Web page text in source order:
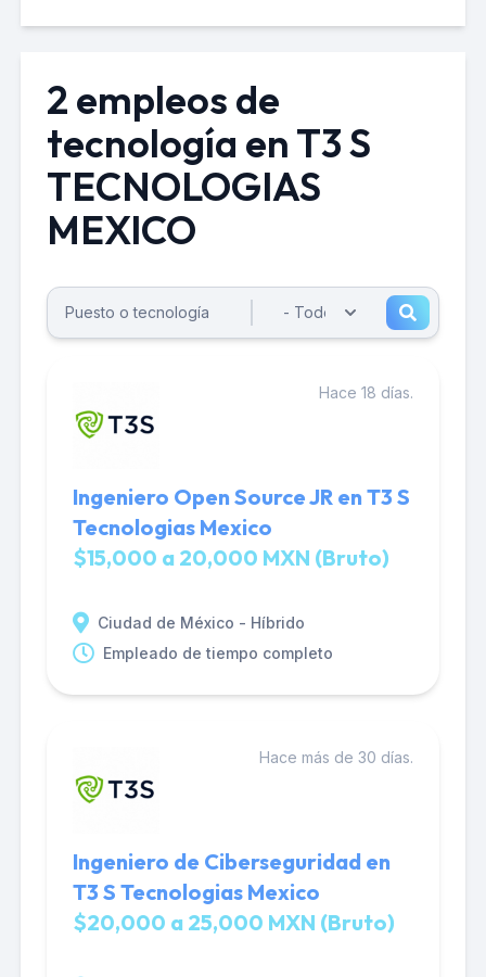
2 empleos de
tecnología en T3 S
TECNOLOGIAS
MEXICO
Hace 18 días.
Ingeniero Open Source JR en T3 S
Tecnologias Mexico
$15,000 a 20,000 MXN (Bruto)
Ciudad de México - Híbrido
Empleado de tiempo completo
Hace más de 30 días.
Ingeniero de Ciberseguridad en
T3 S Tecnologias Mexico
$20,000 a 25,000 MXN (Bruto)